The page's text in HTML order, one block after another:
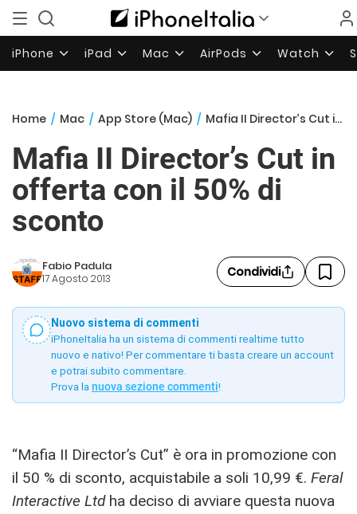
iPhone iPad Mac AirPods Watch
Home / Mac / App Store (Mac) / Mafia II Director’s Cut in offerta con il 50% di sconto
Mafia II Director’s Cut in
offerta con il 50% di
sconto
Fabio Padula
17 Agosto 2013 Condividi
Nuovo sistema di commenti
iPhoneItalia ha un sistema di commenti realtime tutto
nuovo e nativo! Per commentare ti basta creare un account
e potrai subito commentare.
Prova la nuova sezione commenti!
“Mafia II Director’s Cut” è ora in promozione con
il 50 % di sconto, acquistabile a soli 10,99 €. Feral
Interactive Ltdha deciso di avviare questa nuova